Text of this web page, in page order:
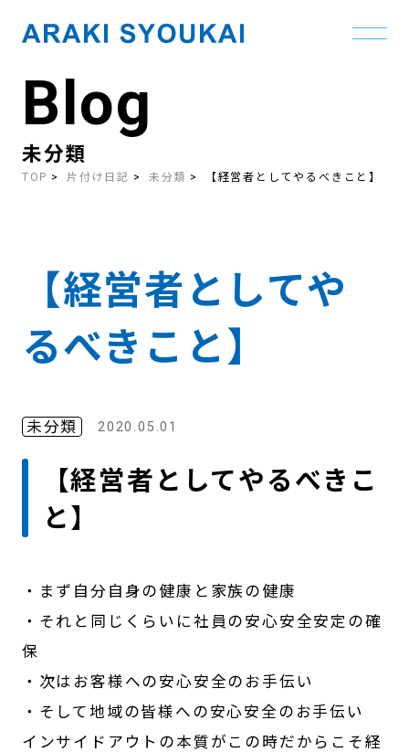
contentBlog
未分類
TOP 片付け日記 未分類 【経営者としてやるべきこと】
【経営者としてや
るべきこと】
未分類 2020.05.01
【経営者としてやるべきこ
と】
・まず自分自身の健康と家族の健康
・それと同じくらいに社員の安心安全安定の確
保
・次はお客様への安心安全のお手伝い
・そして地域の皆様への安心安全のお手伝い
インサイドアウトの本質がこの時だからこそ経